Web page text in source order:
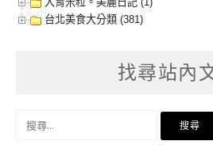
台北美食大分類 (381)
找尋站內